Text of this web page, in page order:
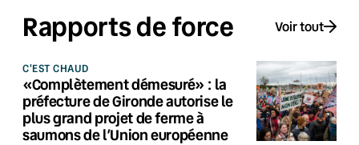
Rapports de force Voir tout
C'EST CHAUD
«Complètement démesuré» : la
préfecture de Gironde autorise le
plus grand projet de ferme à
saumons de l’Union européenne